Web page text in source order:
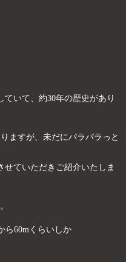
ていて、約30年の歴史があり
ますが、未だにパラパラっと
ていただきご紹介いたしま
ら60mくらいしか